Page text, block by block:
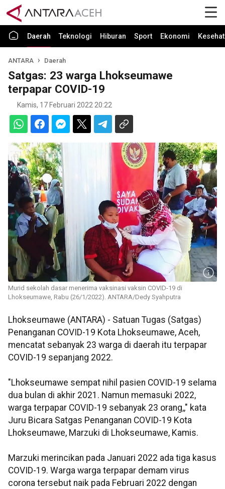
Daerah Teknologi Hiburan Sport Ekonomi
ANTARA Daerah
Satgas: 23 warga Lhokseumawe
terpapar COVID-19
Kamis, 17 Februari 2022 20:22
Murid sekolah dasar menerima vaksinasi vaksin COVID-19 di
Lhokseumawe, Rabu (26/1/2022). ANTARA/Dedy Syahputra
Lhokseumawe (ANTARA) - Satuan Tugas (Satgas)
Penanganan COVID-19 Kota Lhokseumawe, Aceh,
mencatat sebanyak 23 warga di daerah itu terpapar
COVID-19 sepanjang 2022.
"Lhokseumawe sempat nihil pasien COVID-19 selama
dua bulan di akhir 2021. Namun memasuki 2022,
warga terpapar COVID-19 sebanyak 23 orang,," kata
Juru Bicara Satgas Penanganan COVID-19 Kota
Lhokseumawe, Marzuki di Lhokseumawe, Kamis.
Marzuki merincikan pada Januari 2022 ada tiga kasus
COVID-19. Warga warga terpapar demam virus
corona tersebut naik pada Februari 2022 dengan